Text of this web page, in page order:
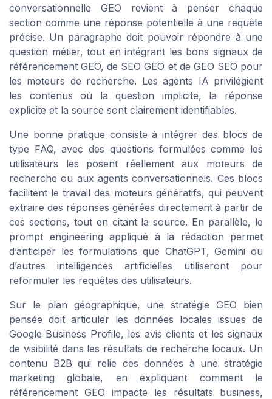
conversationnelle GEO revient à penser chaque
section comme une réponse potentielle à une requête
précise. Un paragraphe doit pouvoir répondre à une
question métier, tout en intégrant les bons signaux de
référencement GEO, de SEO GEO et de GEO SEO pour
les moteurs de recherche. Les agents IA privilégient
les contenus où la question implicite, la réponse
explicite et la source sont clairement identifiables.
Une bonne pratique consiste à intégrer des blocs de
type FAQ, avec des questions formulées comme les
utilisateurs les posent réellement aux moteurs de
recherche ou aux agents conversationnels. Ces blocs
facilitent le travail des moteurs génératifs, qui peuvent
extraire des réponses générées directement à partir de
ces sections, tout en citant la source. En parallèle, le
prompt engineering appliqué à la rédaction permet
d’anticiper les formulations que ChatGPT, Gemini ou
d’autres intelligences artificielles utiliseront pour
reformuler les requêtes des utilisateurs.
Sur le plan géographique, une stratégie GEO bien
pensée doit articuler les données locales issues de
Google Business Profile, les avis clients et les signaux
de visibilité dans les résultats de recherche locaux. Un
contenu B2B qui relie ces données à une stratégie
marketing globale, en expliquant comment le
référencement GEO impacte les résultats business,